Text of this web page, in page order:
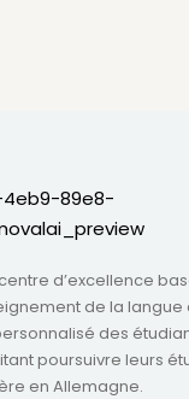
d’excellence
de la
des
poursuivre leurs
en Allemagne.